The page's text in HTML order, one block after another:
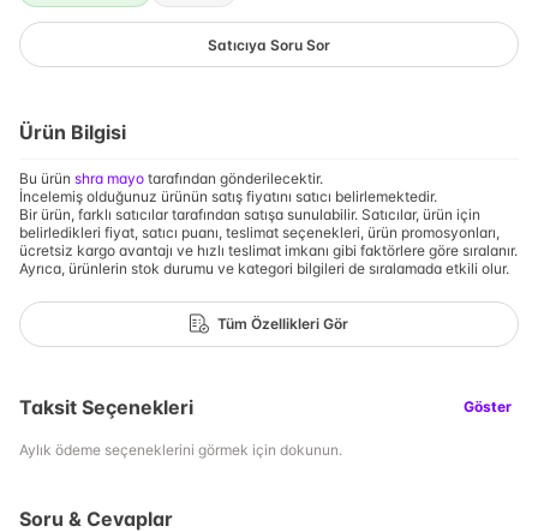
Satıcıya Soru Sor
Ürün Bilgisi
Bu ürün shra mayo tarafından gönderilecektir.
İncelemiş olduğunuz ürünün satış fiyatını satıcı belirlemektedir.
Bir ürün, farklı satıcılar tarafından satışa sunulabilir. Satıcılar, ürün için
belirledikleri fiyat, satıcı puanı, teslimat seçenekleri, ürün promosyonları,
ücretsiz kargo avantajı ve hızlı teslimat imkanı gibi faktörlere göre sıralanır.
Ayrıca, ürünlerin stok durumu ve kategori bilgileri de sıralamada etkili olur.
Tüm Özellikleri Gör
Taksit Seçenekleri Göster
Aylık ödeme seçeneklerini görmek için dokunun.
Soru & Cevaplar